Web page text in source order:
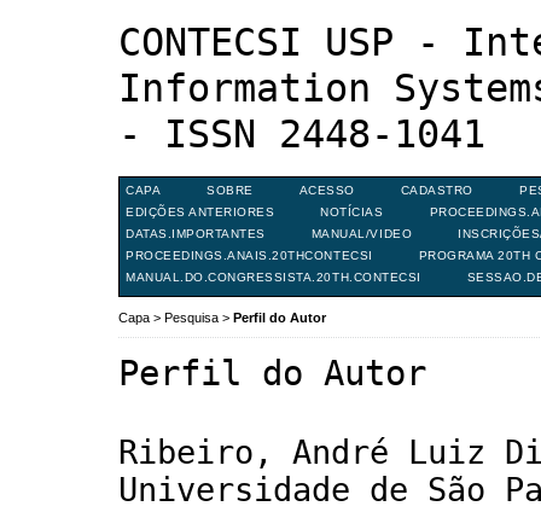
CONTECSI USP -
Information
- ISSN 2448-1041
CAPA SOBRE ACESSO CADASTRO
EDIÇÕES ANTERIORES
NOTÍCIAS
DATAS.IMPORTANTES
MANUAL/VIDEO
PROCEEDINGS.ANAIS.20THCONTECSI
PROGRAMA 20TH
MANUAL.DO.CONGRESSISTA.20TH.CONTECSI
Capa > Pesquisa > Perfil do Autor
Perfil do Autor
Ribeiro, André Luiz
Universidade de São